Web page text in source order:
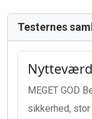
Testernes
MEGET GOD
sikkerhed,